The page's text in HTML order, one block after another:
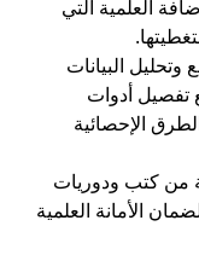
العلمية التي
البيانات
تفصيل أدوات
الإحصائية
من كتب ودوريات
الأمانة العلمية